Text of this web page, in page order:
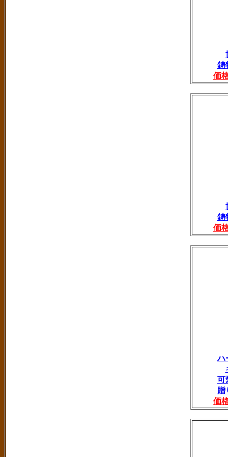
鋳
価
鋳
価
ハ
可
贈
価